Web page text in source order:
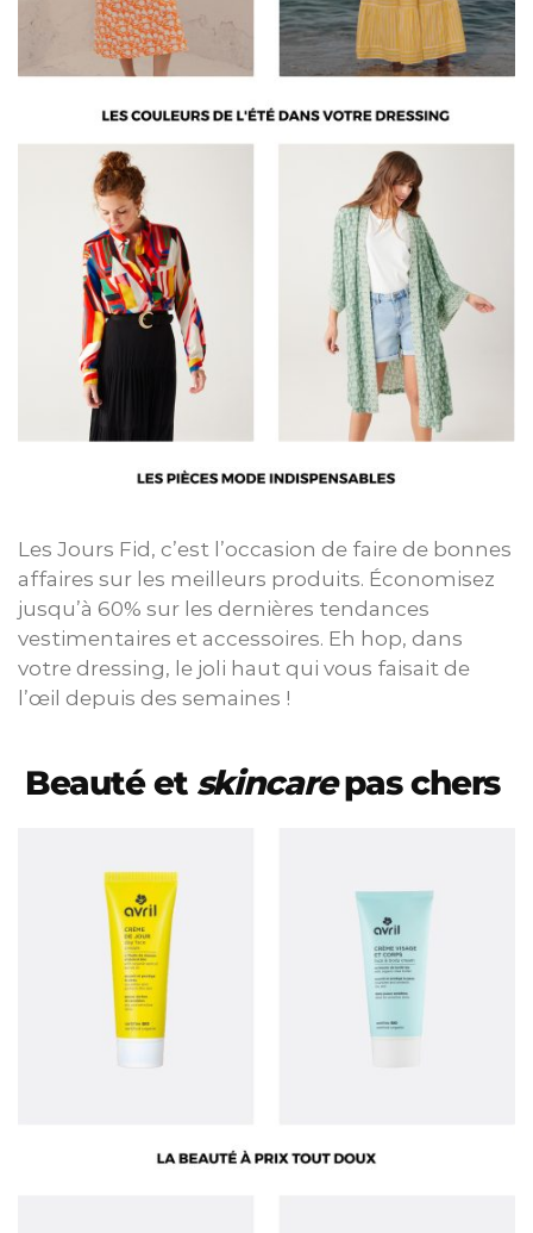
Les Jours Fid, c’est l’occasion de faire de bonnes
affaires sur les meilleurs produits. Économisez
jusqu’à 60% sur les dernières tendances
vestimentaires et accessoires. Eh hop, dans
votre dressing, le joli haut qui vous faisait de
l’œil depuis des semaines !
Beauté et skincarepas chers